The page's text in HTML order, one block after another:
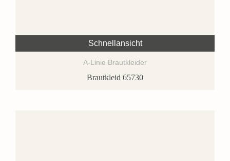
Schnellansicht
A-Linie Brautkleider
Brautkleid 65730